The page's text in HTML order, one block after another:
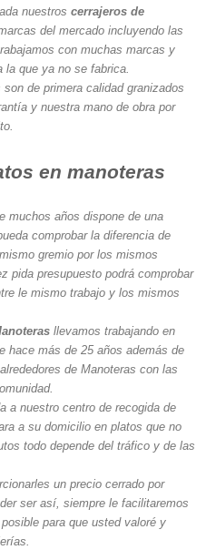
nuestros cerrajeros de
del mercado incluyendo las
con muchas marcas y
la que ya no se fabrica.
de primera calidad granizados
y nuestra mano de obra por
en manoteras
muchos años dispone de una
comprobar la diferencia de
gremio por los mismos
pida presupuesto podrá comprobar
le mismo trabajo y los mismos
llevamos trabajando en
hace más de 25 años además de
de Manoteras con las
a nuestro centro de recogida de
a su domicilio en platos que no
todo depende del tráfico y de las
un precio cerrado por
ser así, siempre le facilitaremos
para que usted valoré y